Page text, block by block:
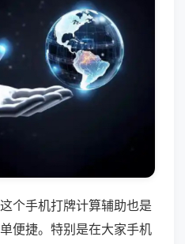
个手机打牌计算辅助也是
便捷。特别是在大家手机